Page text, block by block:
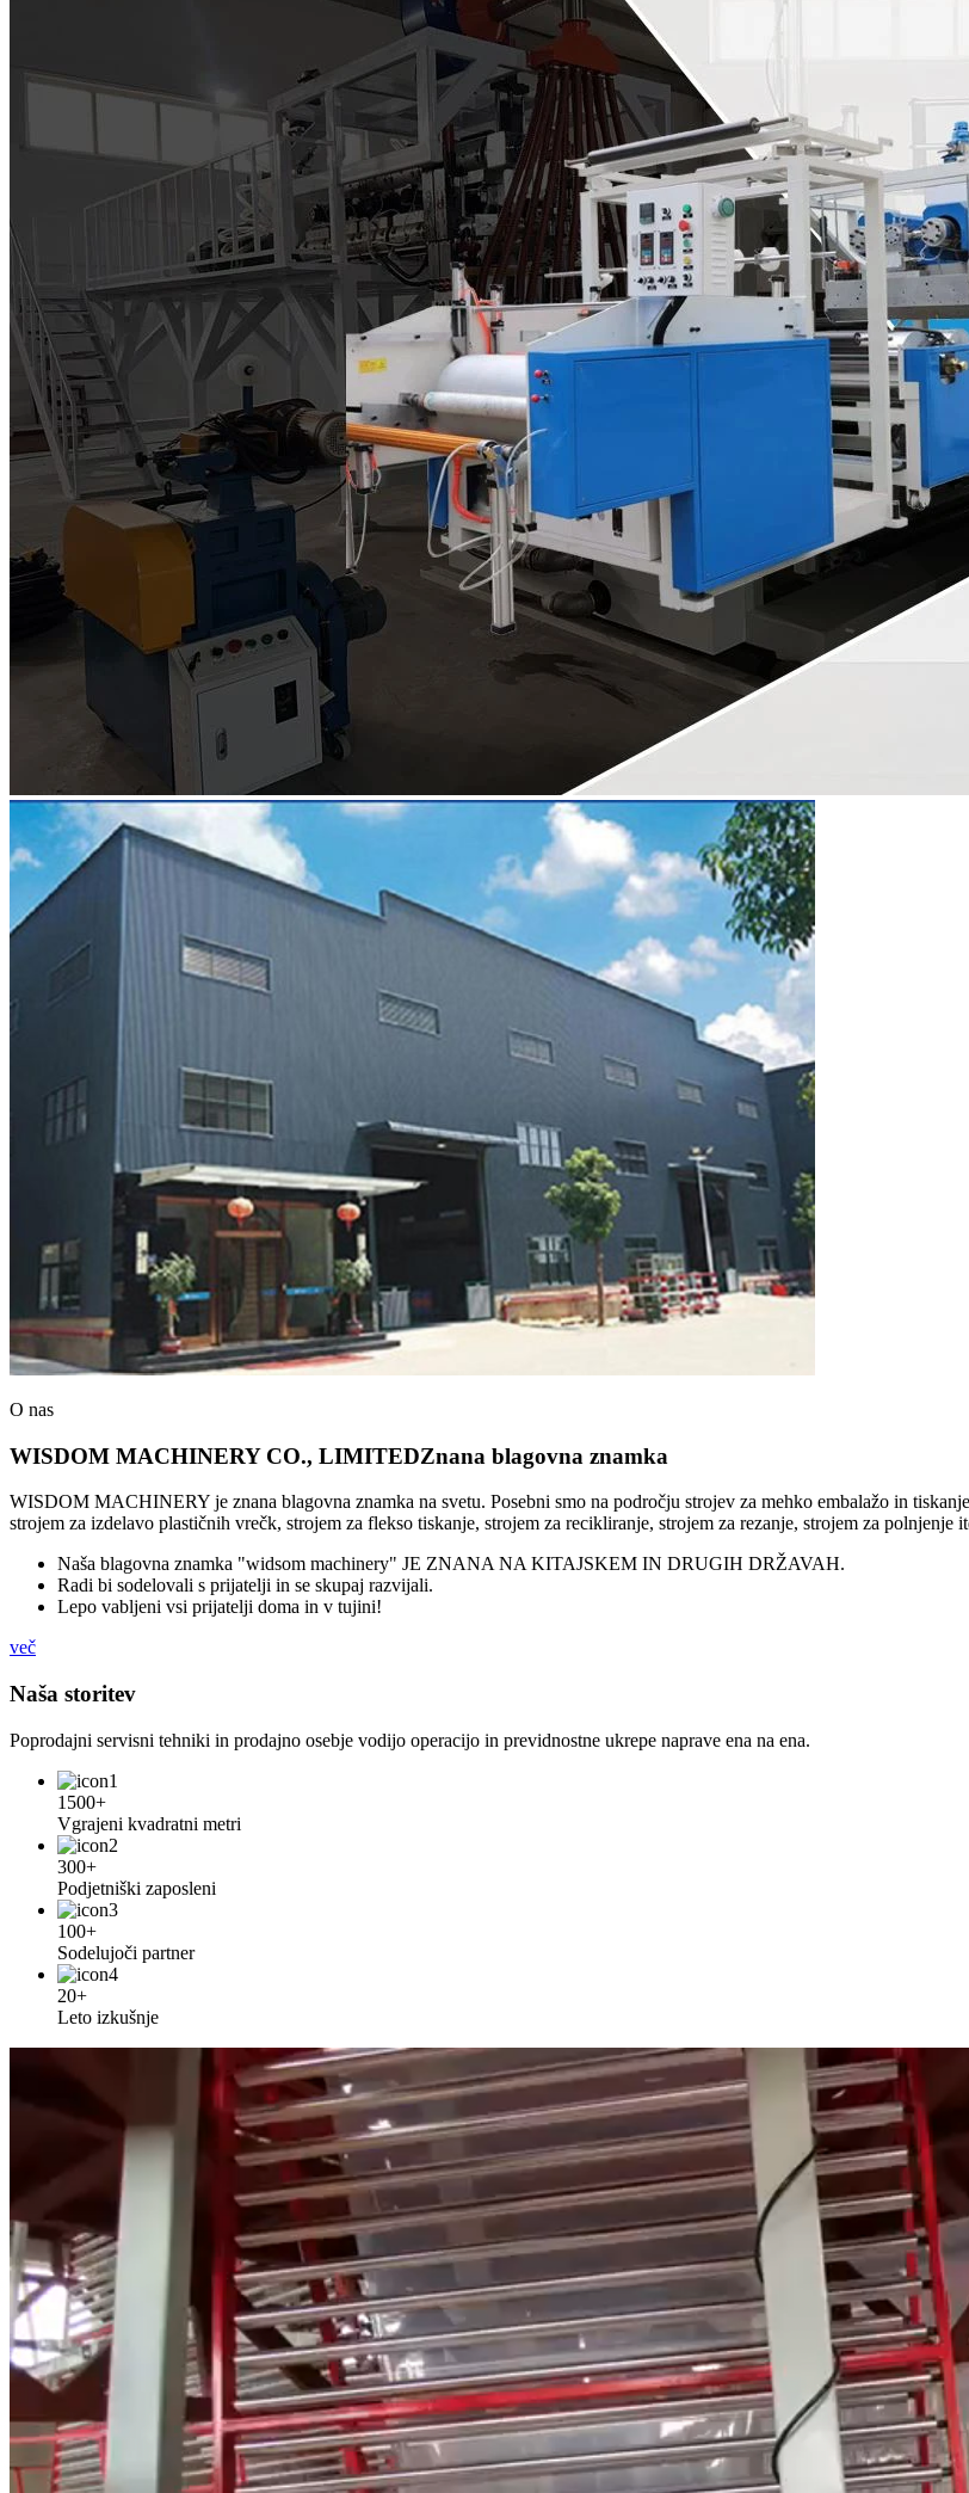
O nas
WISDOM MACHINERY CO., LIMITEDZnana blagovna znamka
WISDOM MACHINERY je znana blagovna znamka na svetu. Posebni smo na področju strojev za mehko embalažo in
strojem za izdelavo plastičnih vrečk, strojem za flekso tiskanje, strojem za recikliranje, strojem za rezanje, strojem za polnjenje
Naša blagovna znamka "widsom machinery" JE ZNANA NA KITAJSKEM IN DRUGIH DRŽAVAH.
Radi bi sodelovali s prijatelji in se skupaj razvijali.
Lepo vabljeni vsi prijatelji doma in v tujini!
več
Naša storitev
Poprodajni servisni tehniki in prodajno osebje vodijo operacijo in previdnostne ukrepe naprave ena na ena.
1500+
Vgrajeni kvadratni metri
300+
Podjetniški zaposleni
100+
Sodelujoči partner
20+
Leto izkušnje